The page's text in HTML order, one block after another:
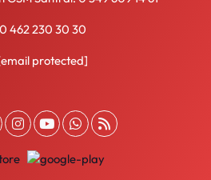
0 462 230 30 30
protected]